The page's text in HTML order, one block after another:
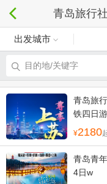
青岛旅行
出发城市
目的地/关键字
青岛旅
铁四日
2180
青岛青
4日w